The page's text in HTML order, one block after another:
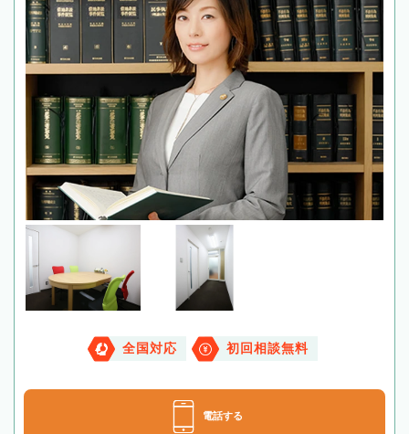
全国対応 初回相談無料
電話する